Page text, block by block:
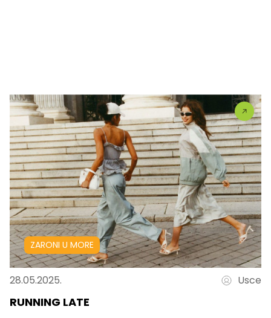
ZARONI U MORE
28.05.2025. Usce
RUNNING LATE